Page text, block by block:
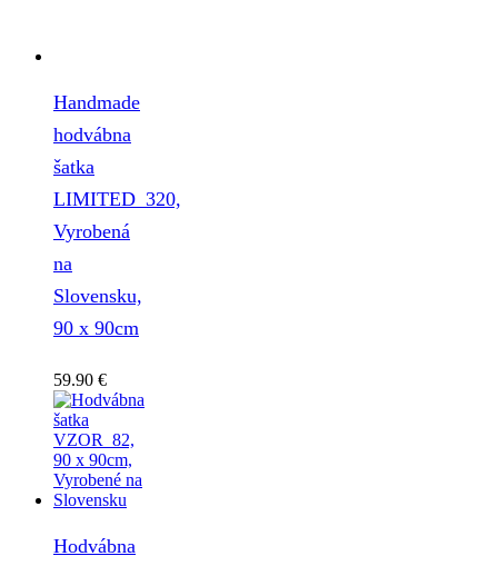
Handmade
hodvábna
šatka
LIMITED_320,
Vyrobená
na
Slovensku,
90 x 90cm
59.90 €
Hodvábna